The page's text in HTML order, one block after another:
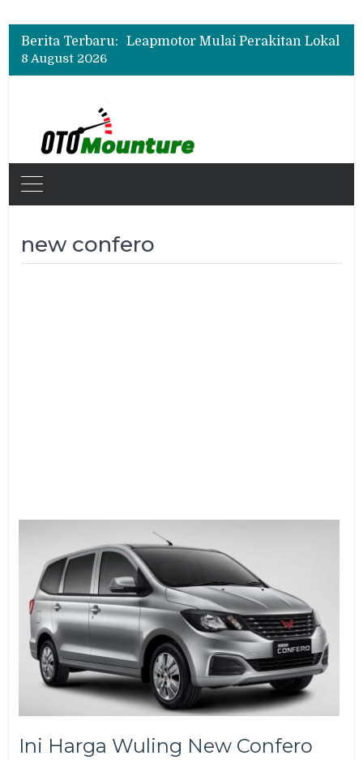
Berita Terbaru:
8 August 2026
new confero
Ini Harga Wuling New Confero